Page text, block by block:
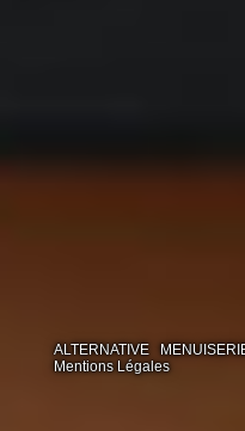
ALTERNATIVE
Mentions Légales